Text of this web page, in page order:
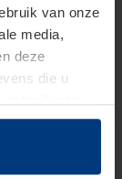
van onze
media,
deze
die u
uw